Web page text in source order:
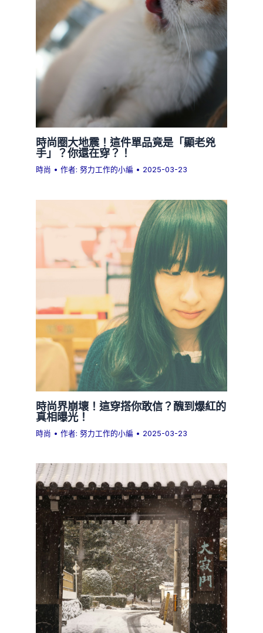
時尚圈大地震！這件單品竟是「顯老兇
手」？你還在穿？！
時尚 • 作者:努力工作的小編 • 2025-03-23
時尚界崩壞！這穿搭你敢信？醜到爆紅的
真相曝光！
時尚 • 作者:努力工作的小編 • 2025-03-23